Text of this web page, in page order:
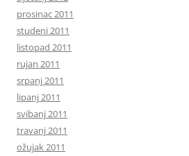
prosinac 2011
studeni 2011
listopad 2011
rujan 2011
srpanj 2011
lipanj 2011
svibanj 2011
travanj 2011
ožujak 2011